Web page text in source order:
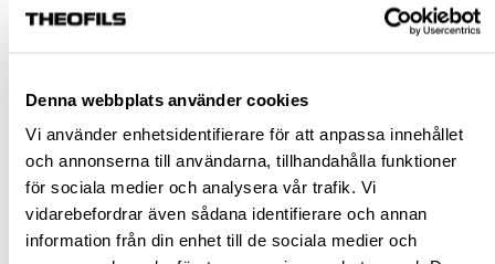
Denna webbplats använder cookies
Vi använder enhetsidentifierare för att anpassa innehållet
och annonserna till användarna, tillhandahålla funktioner
för sociala medier och analysera vår trafik. Vi
vidarebefordrar även sådana identifierare och annan
information från din enhet till de sociala medier och
320330.70
Köp Köp